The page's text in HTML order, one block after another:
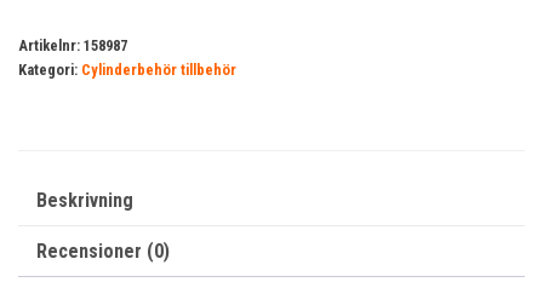
Artikelnr: 158987
Kategori: Cylinderbehör tillbehör
Beskrivning
Recensioner (0)